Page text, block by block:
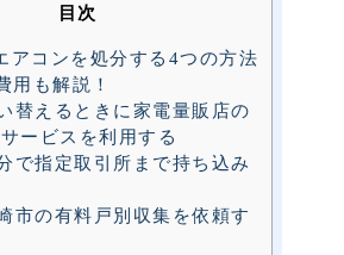
目次
アコンを処分する4つの方法
用も解説！
替えるときに家電量販店の
ービスを利用する
で指定取引所まで持ち込み
市の有料戸別収集を依頼す